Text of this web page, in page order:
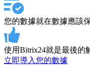
您的數據就在數據應該
使用Bitrix24就是最後的
立即導入您的數據